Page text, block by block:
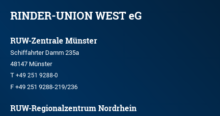
RINDER-UNION WEST eG
RUW-Zentrale Münster
Schiffahrter Damm 235a
48147 Münster
T +49 251 9288-0
F +49 251 9288-219/236
RUW-Regionalzentrum Nordrhein